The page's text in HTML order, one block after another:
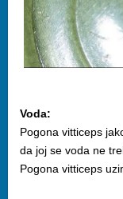
Voda:
Pogona vitticeps
da joj se voda ne
Pogona vitticeps